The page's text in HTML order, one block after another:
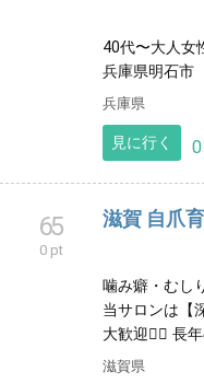
40代〜大人女
兵庫県明石市
兵庫県
見に行く 0
65
0 pt
滋賀 自爪
噛み癖・むし
当サロンは【
大歓迎🙋‍♀️ 長
滋賀県